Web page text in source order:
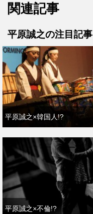
関連記事
平原誠之の注目記事
平原誠之×韓国人!?
平原誠之×不倫!?